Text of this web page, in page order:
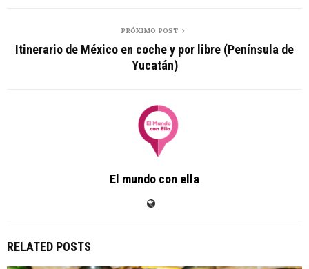
PRÓXIMO POST
Itinerario de México en coche y por libre (Península de
Yucatán)
El mundo con ella
RELATED POSTS